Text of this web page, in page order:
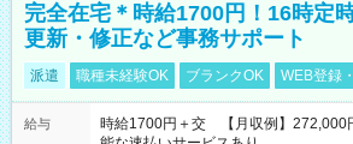
完全在宅＊時給1700円！16時定
更新・修正など事務サポート
派遣 職種未経験OK ブランクOK WEB登録
給与
時給1700円＋交 【月収例】